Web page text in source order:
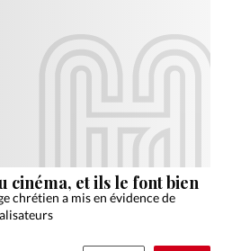
cinéma, et ils le font bien
chrétien a mis en évidence de